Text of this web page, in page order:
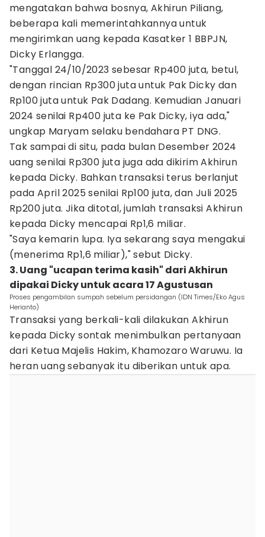
mengatakan bahwa bosnya, Akhirun Piliang,
beberapa kali memerintahkannya untuk
mengirimkan uang kepada Kasatker 1 BBPJN,
Dicky Erlangga.
"Tanggal 24/10/2023 sebesar Rp400 juta, betul,
dengan rincian Rp300 juta untuk Pak Dicky dan
Rp100 juta untuk Pak Dadang. Kemudian Januari
2024 senilai Rp400 juta ke Pak Dicky, iya ada,"
ungkap Maryam selaku bendahara PT DNG.
Tak sampai di situ, pada bulan Desember 2024
uang senilai Rp300 juta juga ada dikirim Akhirun
kepada Dicky. Bahkan transaksi terus berlanjut
pada April 2025 senilai Rp100 juta, dan Juli 2025
Rp200 juta. Jika ditotal, jumlah transaksi Akhirun
kepada Dicky mencapai Rp1,6 miliar.
"Saya kemarin lupa. Iya sekarang saya mengakui
(menerima Rp1,6 miliar)," sebut Dicky.
3. Uang "ucapan terima kasih" dari Akhirun
dipakai Dicky untuk acara 17 Agustusan
Proses pengambilan sumpah sebelum persidangan (IDN Times/Eko Agus
Herianto)
Transaksi yang berkali-kali dilakukan Akhirun
kepada Dicky sontak menimbulkan pertanyaan
dari Ketua Majelis Hakim, Khamozaro Waruwu. Ia
heran uang sebanyak itu diberikan untuk apa.